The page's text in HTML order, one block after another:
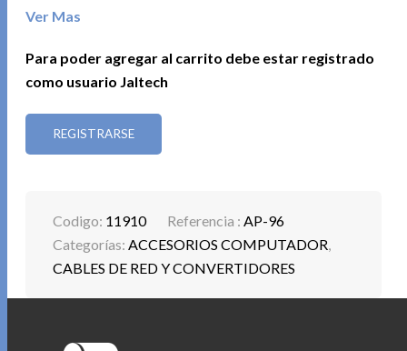
Una solución práctica para trabajo remoto, gaming o
velocidad y carga eficiente en un solo dispositivo.
Ver Mas
Para poder agregar al carrito debe estar registrado
como usuario Jaltech
REGISTRARSE
Codigo: 11910 Referencia :AP-96
Categorías:ACCESORIOS COMPUTADOR,
CABLES DE RED Y CONVERTIDORES